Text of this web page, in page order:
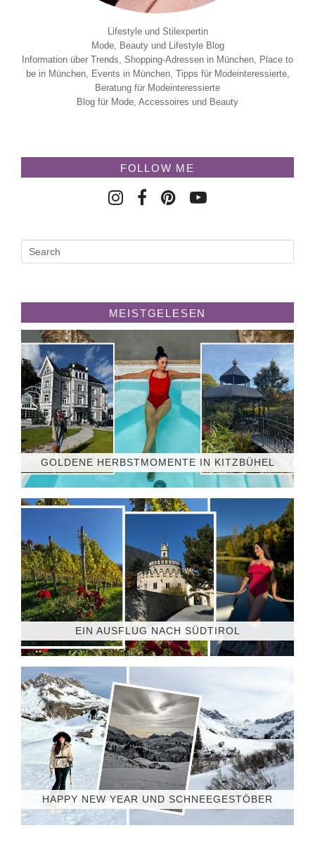
Lifestyle und Stilexpertin
Mode, Beauty und Lifestyle Blog
Information über Trends, Shopping-Adressen in München, Place to
be in München, Events in München, Tipps für Modeinteressierte,
Beratung für Modeinteressierte
Blog für Mode, Accessoires und Beauty
FOLLOW ME
MEISTGELESEN
GOLDENE HERBSTMOMENTE IN KITZBÜHEL
EIN AUSFLUG NACH SÜDTIROL
HAPPY NEW YEAR UND SCHNEEGESTÖBER